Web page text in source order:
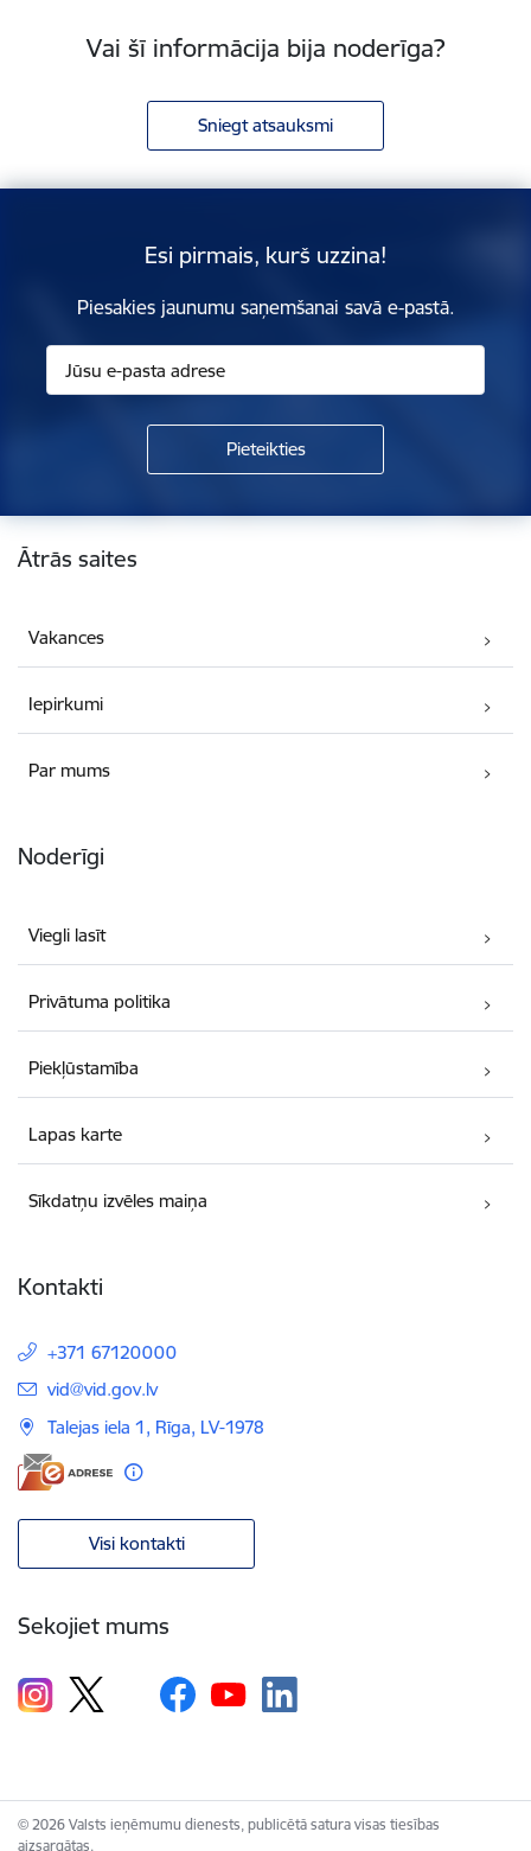
Vai šī informācija bija noderīga?
Sniegt atsauksmi
Esi pirmais, kurš uzzina!
Piesakies jaunumu saņemšanai savā e-pastā.
Kājene
Ātrās saites
Vakances
Iepirkumi
Par mums
Noderīgi
Viegli lasīt
Privātuma politika
Piekļūstamība
Lapas karte
Sīkdatņu izvēles maiņa
Kontakti
+371 67120000
E-pasts:
vid@vid.gov.lv
Talejas iela 1, Rīga, LV-1978
Visi kontakti
Sekojiet mums
© 2026 Valsts ieņēmumu dienests, publicētā satura visas tiesības
aizsargātas.